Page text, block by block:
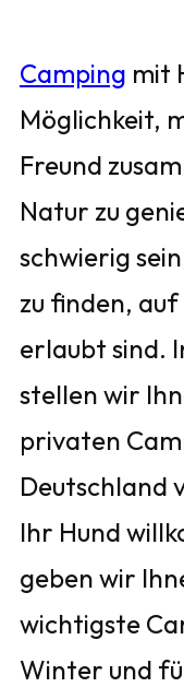
Camping mit
Möglichkeit,
Freund
Natur zu
schwierig
zu finden,
erlaubt sind.
stellen wir
privaten
Deutschland
Ihr Hund
geben wir
wichtigste
Winter und